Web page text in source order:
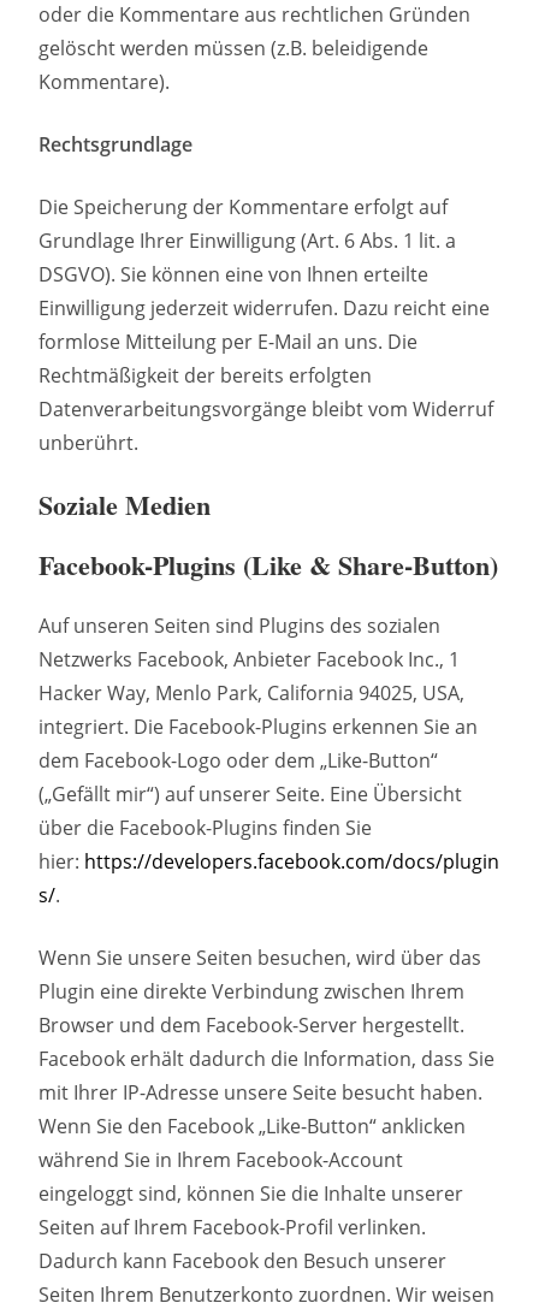
oder die Kommentare aus rechtlichen Gründen
gelöscht werden müssen (z.B. beleidigende
Kommentare).
Rechtsgrundlage
Die Speicherung der Kommentare erfolgt auf
Grundlage Ihrer Einwilligung (Art. 6 Abs. 1 lit. a
DSGVO). Sie können eine von Ihnen erteilte
Einwilligung jederzeit widerrufen. Dazu reicht eine
formlose Mitteilung per E-Mail an uns. Die
Rechtmäßigkeit der bereits erfolgten
Datenverarbeitungsvorgänge bleibt vom Widerruf
unberührt.
Soziale Medien
Facebook-Plugins (Like & Share-Button)
Auf unseren Seiten sind Plugins des sozialen
Netzwerks Facebook, Anbieter Facebook Inc., 1
Hacker Way, Menlo Park, California 94025, USA,
integriert. Die Facebook-Plugins erkennen Sie an
dem Facebook-Logo oder dem „Like-Button“
(„Gefällt mir“) auf unserer Seite. Eine Übersicht
über die Facebook-Plugins finden Sie
hier: https://developers.facebook.com/docs/plugin
s/.
Wenn Sie unsere Seiten besuchen, wird über das
Plugin eine direkte Verbindung zwischen Ihrem
Browser und dem Facebook-Server hergestellt.
Facebook erhält dadurch die Information, dass Sie
mit Ihrer IP-Adresse unsere Seite besucht haben.
Wenn Sie den Facebook „Like-Button“ anklicken
während Sie in Ihrem Facebook-Account
eingeloggt sind, können Sie die Inhalte unserer
Seiten auf Ihrem Facebook-Profil verlinken.
Dadurch kann Facebook den Besuch unserer
Seiten Ihrem Benutzerkonto zuordnen. Wir weisen